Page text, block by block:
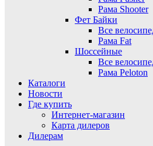
Рама Shooter
Фет Байки
Все
Рама Fat
Шоссейные
Все
Рама Peloton
Каталоги
Новости
Где купить
Интернет-магазин
Карта дилеров
Дилерам